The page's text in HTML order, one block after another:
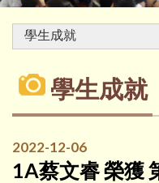
學生成就
2022-12-06
1A蔡文睿 榮獲